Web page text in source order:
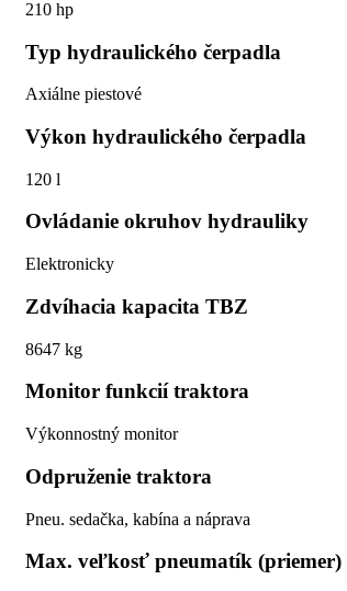
210 hp
Typ hydraulického čerpadla
Axiálne piestové
Výkon hydraulického čerpadla
120 l
Ovládanie okruhov hydrauliky
Elektronicky
Zdvíhacia kapacita TBZ
8647 kg
Monitor funkcií traktora
Výkonnostný monitor
Odpruženie traktora
Pneu. sedačka, kabína a náprava
Max. veľkosť pneumatík (priemer)